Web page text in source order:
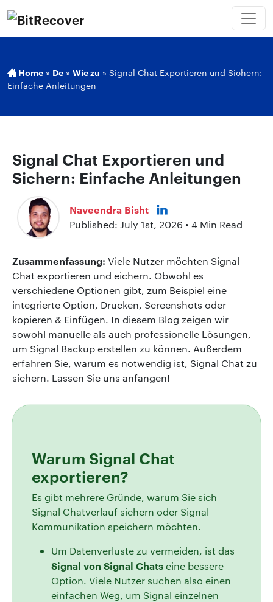
Home » De » Wie zu » Signal Chat Exportieren und Sichern:
Einfache Anleitungen
Signal Chat Exportieren und
Sichern: Einfache Anleitungen
Naveendra Bisht
Published: July 1st, 2026 • 4 Min Read
Zusammenfassung: Viele Nutzer möchten Signal
Chat exportieren und eichern. Obwohl es
verschiedene Optionen gibt, zum Beispiel eine
integrierte Option, Drucken, Screenshots oder
kopieren & Einfügen. In diesem Blog zeigen wir
sowohl manuelle als auch professionelle Lösungen,
um Signal Backup erstellen zu können. Außerdem
erfahren Sie, warum es notwendig ist, Signal Chat zu
sichern. Lassen Sie uns anfangen!
Warum Signal Chat
exportieren?
Es gibt mehrere Gründe, warum Sie sich
Signal Chatverlauf sichern oder Signal
Kommunikation speichern möchten.
Um Datenverluste zu vermeiden, ist das
Signal von Signal Chatseine bessere
Option. Viele Nutzer suchen also einen
einfachen Weg, um Signal einzelnen